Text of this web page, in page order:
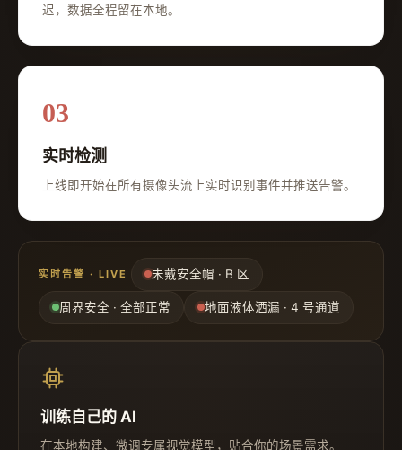
迟，数据全程留在本地。
03
实时检测
上线即开始在所有摄像头流上实时识别事件并推送告警。
实时告警 · LIVE 未戴安全帽 · B 区
周界安全 · 全部正常 地面液体洒漏 · 4 号通道
训练自己的 AI
在本地构建、微调专属视觉模型，贴合你的场景需求。